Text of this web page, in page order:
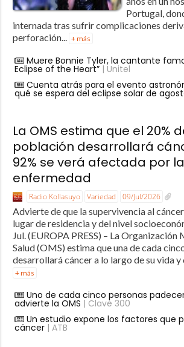
Portugal,
internada tras sufrir complicaciones
perforación... + más
Muere Bonnie Tyler, la cantante
Eclipse of the Heart”| Unitel
Cuenta atrás para el evento
qué se espera del eclipse solar de
La OMS estima que el 20%
población desarrollará
92% se verá afectada por la
enfermedad
Radio Kollasuyo Variedad 09/Jul/2026
Advierte de que la supervivencia al
lugar de residencia y del nivel
Jul. (EUROPA PRESS) – La Organización
Salud (OMS) estima que una de cada
desarrollará cáncer a lo largo de su vida y
+ más
Uno de cada cinco personas
advierte la OMS | Clave 300
Un estudio expone los factores que
cáncer| ATB